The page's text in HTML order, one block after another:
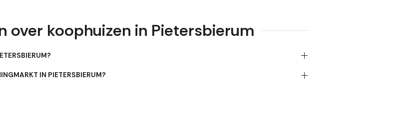
over koophuizen in Pietersbierum
IN PIETERSBIERUM?